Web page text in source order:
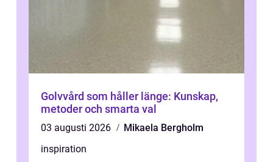
Golvvård som håller länge: Kunskap,
metoder och smarta val
03 augusti 2026
Mikaela Bergholm
inspiration